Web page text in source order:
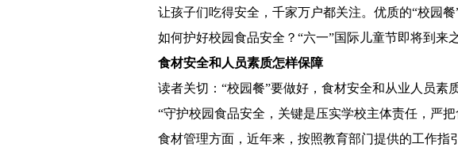
让孩子们吃得安全，千家万户都关注。优质的“校园餐”
如何护好校园食品安全？“六一”国际儿童节即将到来
食材安全和人员素质怎样保障
读者关切：“校园餐”要做好，食材安全和从业人员素
“守护校园食品安全，关键是压实学校主体责任，严把
食材管理方面，近年来，按照教育部门提供的工作指